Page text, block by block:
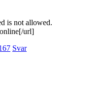
is not allowed.
url]
Svar